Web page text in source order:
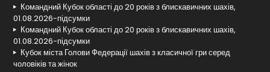
Командний Кубок області до 20 років з блискавичних шахів,
01.08.2026-підсумки
Командний Кубок області до 20 років з блискавичних шахів,
01.08.2026-підсумки
Кубок міста Голови Федерації шахів з класичної гри серед
чоловіків та жінок